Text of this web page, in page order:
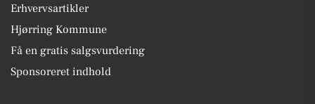
Erhvervsartikler
Hjørring Kommune
Få en gratis salgsvurdering
Sponsoreret indhold